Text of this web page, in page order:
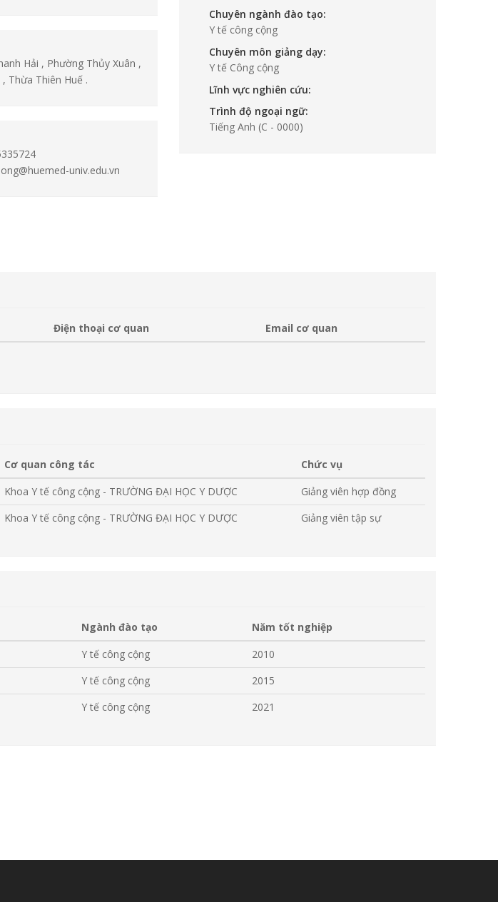
Hải , Phường Thủy Xuân ,
Thừa Thiên Huế .
univ.edu.vn
Chuyên ngành đào tạo:
Y tế công cộng
Chuyên môn giảng dạy:
Y tế Công cộng
Lĩnh vực nghiên cứu:
Trình độ ngoại ngữ:
Tiếng Anh (C - 0000)
Điện thoại cơ quan
Email cơ quan
Cơ quan công tác
Chức vụ
Khoa Y tế công cộng - TRƯỜNG ĐẠI HỌC Y DƯỢC
Giảng viên hợp đồng
Khoa Y tế công cộng - TRƯỜNG ĐẠI HỌC Y DƯỢC Giảng viên tập sự
Ngành đào tạo
Năm tốt nghiệp
Y tế công cộng
2010
Y tế công cộng
2015
Y tế công cộng 2021